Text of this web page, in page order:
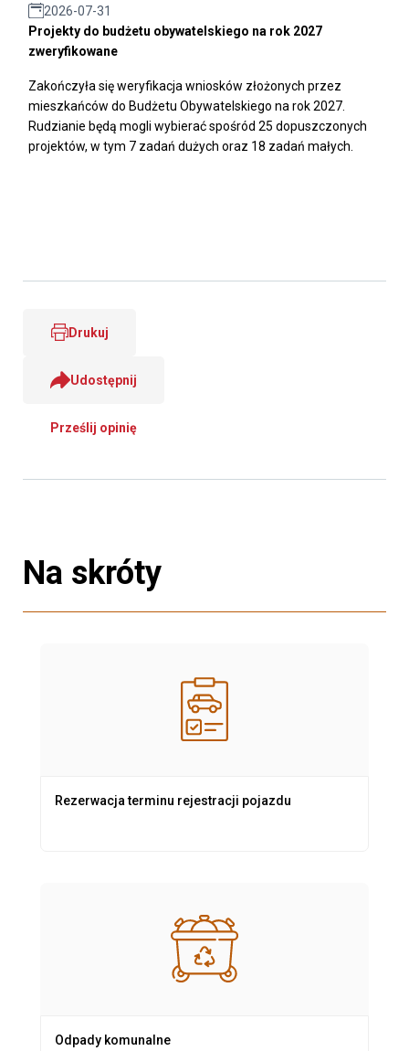
2026-07-31
Projekty do budżetu obywatelskiego na rok 2027
zweryfikowane
Zakończyła się weryfikacja wniosków złożonych przez
mieszkańców do Budżetu Obywatelskiego na rok 2027.
Rudzianie będą mogli wybierać spośród 25 dopuszczonych
projektów, w tym 7 zadań dużych oraz 18 zadań małych.
Drukuj
Udostępnij
Prześlij opinię
Na skróty
Rezerwacja terminu rejestracji pojazdu
Odpady komunalne